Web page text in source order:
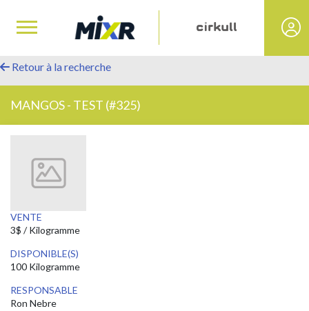
Retour à la recherche
MANGOS - TEST (#325)
VENTE
3$ / Kilogramme
DISPONIBLE(S)
100 Kilogramme
RESPONSABLE
Ron Nebre